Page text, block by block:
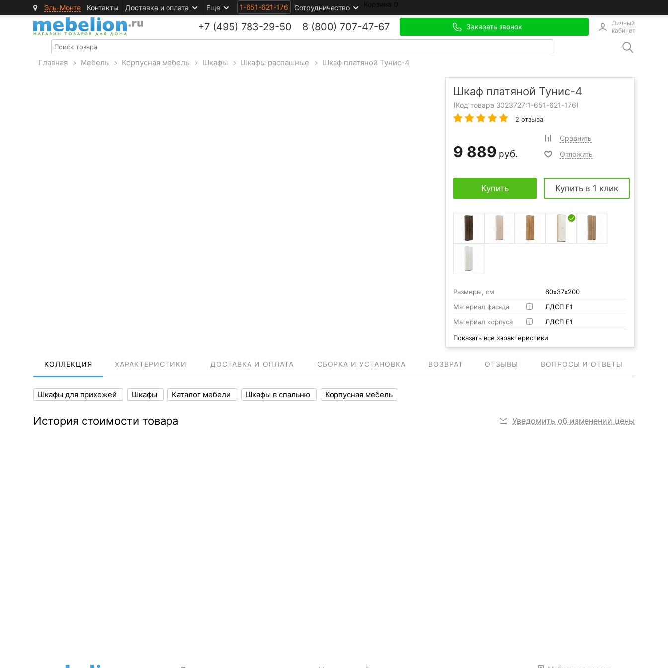
Эль-Монте Контакты Доставка и оплата Еще 1-651-621-176 Сотрудничество Корзина 0
+7 (495) 783-29-50 8 (800) 707-47-67 Заказать звонок
Личный
кабинет
Главная > Мебель > Корпусная мебель > Шкафы > Шкафы распашные > Шкаф платяной Тунис-4
Шкаф платяной Тунис-4
(Код товара 3023727:1-651-621-176)
2 отзыва
9 889 руб.
Сравнить
Отложить
Купить Купить в 1 клик
Размеры, см
60х37х200
Материал фасада
?
ЛДСП Е1
Материал корпуса
? ЛДСП Е1
Показать все характеристики
КОЛЛЕКЦИЯ ХАРАКТЕРИСТИКИ ДОСТАВКА И ОПЛАТА СБОРКА И УСТАНОВКА ВОЗВРАТ ОТЗЫВЫ ВОПРОСЫ И ОТВЕТЫ
Шкафы для прихожей Шкафы Каталог мебели Шкафы в спальню Корпусная мебель
История стоимости товара Уведомить об изменении цены